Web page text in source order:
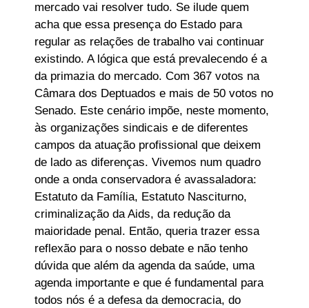
mercado vai resolver tudo. Se ilude quem
acha que essa presença do Estado para
regular as relações de trabalho vai continuar
existindo. A lógica que está prevalecendo é a
da primazia do mercado. Com 367 votos na
Câmara dos Deptuados e mais de 50 votos no
Senado. Este cenário impõe, neste momento,
às organizações sindicais e de diferentes
campos da atuação profissional que deixem
de lado as diferenças. Vivemos num quadro
onde a onda conservadora é avassaladora:
Estatuto da Família, Estatuto Nasciturno,
criminalização da Aids, da redução da
maioridade penal. Então, queria trazer essa
reflexão para o nosso debate e não tenho
dúvida que além da agenda da saúde, uma
agenda importante e que é fundamental para
todos nós é a defesa da democracia, do